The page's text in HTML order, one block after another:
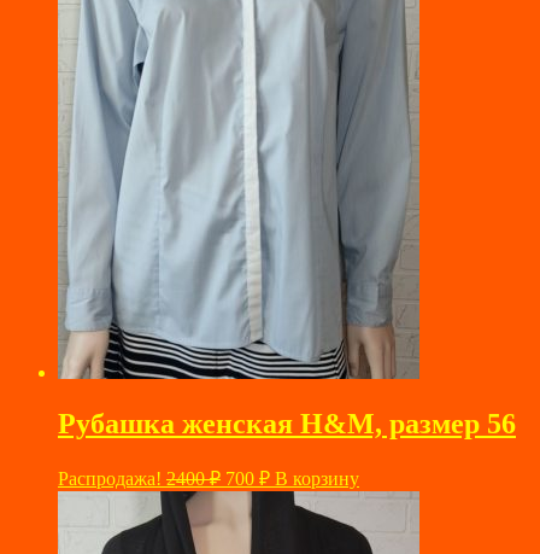
Рубашка женская H&M, размер 56
Распродажа! 2400₽ Первоначальная
цена
составляла
2400 ₽.
700 ₽Текущая
цена:
700 ₽.
В корзину